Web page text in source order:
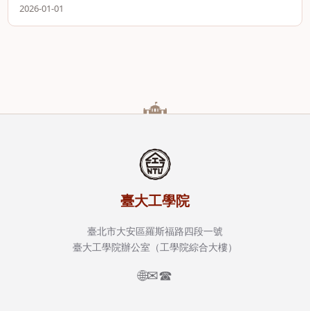
Program
2026-01-01
臺大工學院
臺北市大安區羅斯福路四段一號
臺大工學院辦公室（工學院綜合大樓）
🌐✉☎